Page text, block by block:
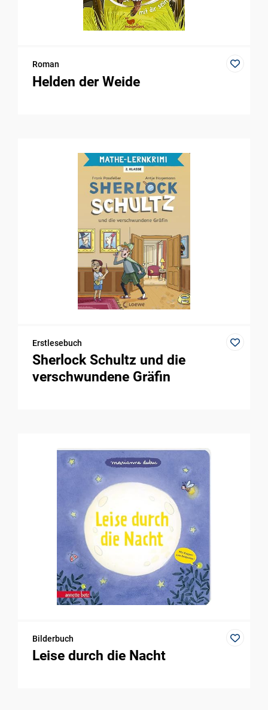
Roman
Helden der Weide
Erstlesebuch
Sherlock Schultz und die
verschwundene Gräfin
Bilderbuch
Leise durch die Nacht